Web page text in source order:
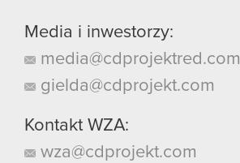
Media i inwestorzy:
media@cdprojektred.com
gielda@cdprojekt.com
Kontakt WZA:
wza@cdprojekt.com